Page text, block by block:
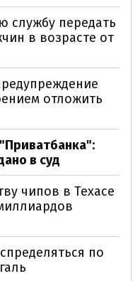
службу передать
в возрасте от
отложить
в суд
чипов в Техасе
по